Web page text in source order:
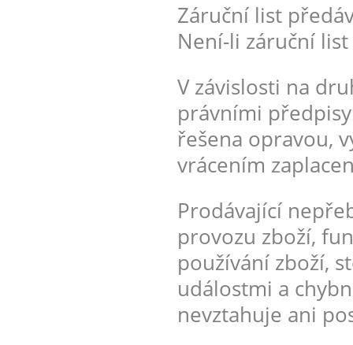
Záruční list
Není-li záruční
V závislosti na
právními
řešena opravou,
vrácením
Prodávající
provozu zboží,
používání zboží,
událostmi a
nevztahuje ani